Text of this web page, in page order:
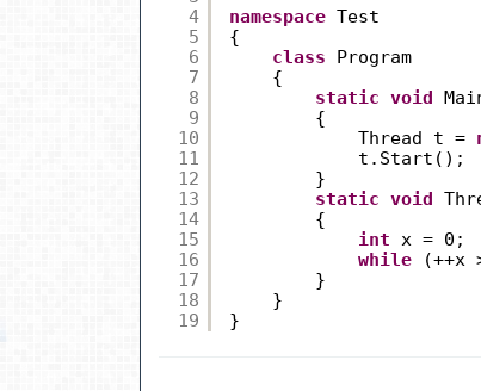
4
5
6
7
8
9
10
11
12
13
14
15
16
17
18
19
namespace Test
{
class
Program
{
static void
{
Thread t =
t.Start();
}
static void
{
int
x = 0;
while
(++x
}
}
}